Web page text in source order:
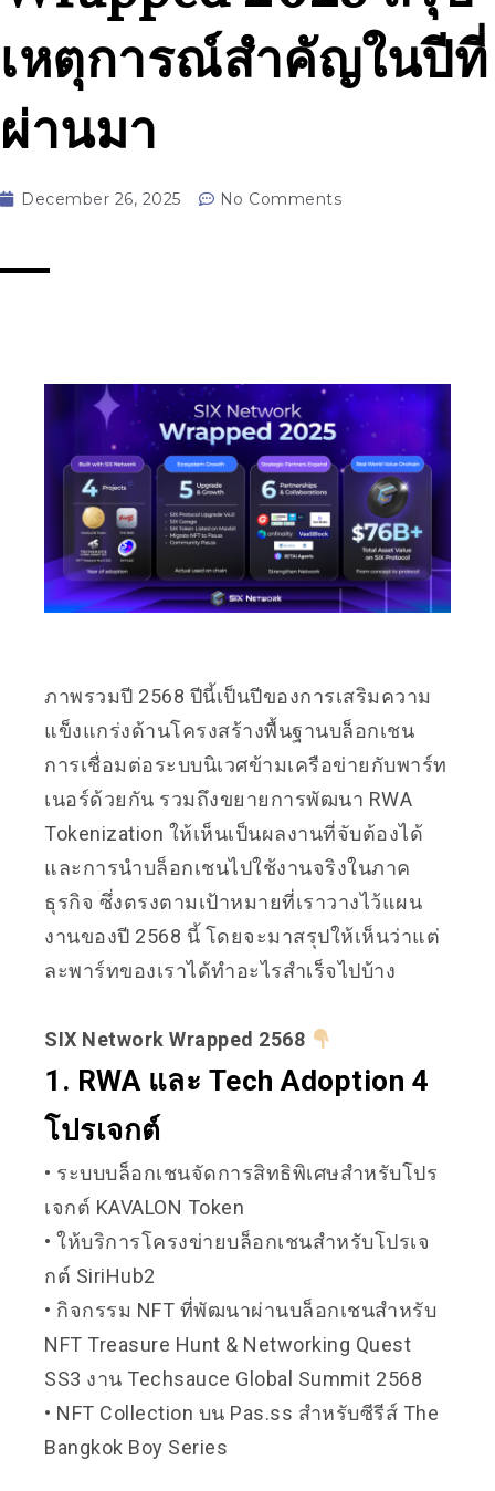
เหตุการณ์สำคัญในปีที่
ผ่านมา
December 26, 2025 No Comments
ภาพรวมปี 2568 ปีนี้เป็นปีของการเสริมความ
แข็งแกร่งด้านโครงสร้างพื้นฐานบล็อกเชน
การเชื่อมต่อระบบนิเวศข้ามเครือข่ายกับพาร์ท
เนอร์ด้วยกัน รวมถึงขยายการพัฒนา RWA
Tokenization ให้เห็นเป็นผลงานที่จับต้องได้
และการนำบล็อกเชนไปใช้งานจริงในภาค
ธุรกิจ ซึ่งตรงตามเป้าหมายที่เราวางไว้แผน
งานของปี 2568 นี้ โดยจะมาสรุปให้เห็นว่าแต่
ละพาร์ทของเราได้ทำอะไรสำเร็จไปบ้าง
SIX Network Wrapped 2568
1. RWA และ Tech Adoption 4
โปรเจกต์
• ระบบบล็อกเชนจัดการสิทธิพิเศษสำหรับโปร
เจกต์ KAVALON Token
• ให้บริการโครงข่ายบล็อกเชนสำหรับโปรเจ
กต์ SiriHub2
• กิจกรรม NFT ที่พัฒนาผ่านบล็อกเชนสำหรับ
NFT Treasure Hunt & Networking Quest
SS3 งาน Techsauce Global Summit 2568
• NFT Collection บน Pas.ss สำหรับซีรีส์ The
Bangkok Boy Series